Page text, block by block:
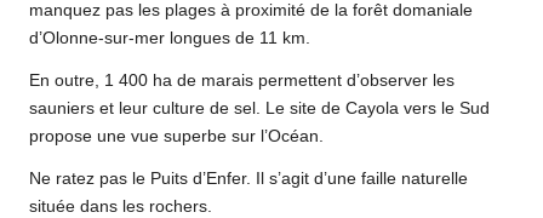
manquez pas les plages à proximité de la forêt domaniale
d’Olonne-sur-mer longues de 11 km.
En outre, 1 400 ha de marais permettent d’observer les
sauniers et leur culture de sel. Le site de Cayola vers le Sud
propose une vue superbe sur l’Océan.
Ne ratez pas le Puits d’Enfer. Il s’agit d’une faille naturelle
située dans les rochers.